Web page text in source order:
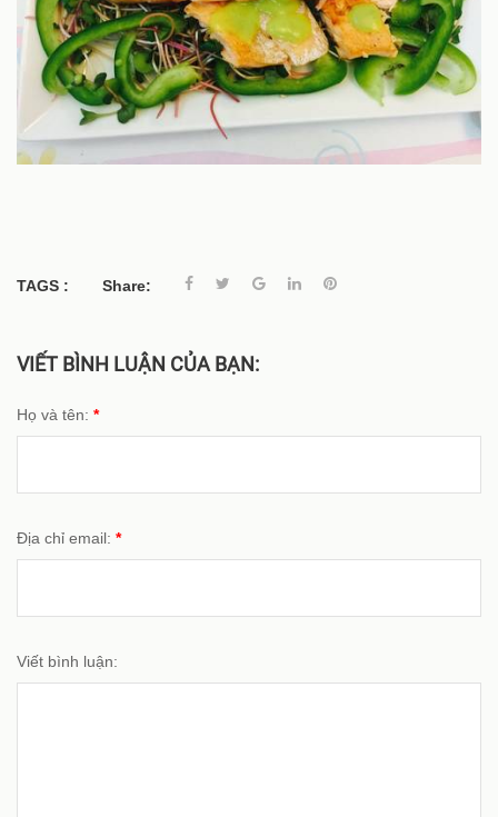
TAGS : Share:
VIẾT BÌNH LUẬN CỦA BẠN:
Họ và tên: *
Địa chỉ email: *
Viết bình luận: